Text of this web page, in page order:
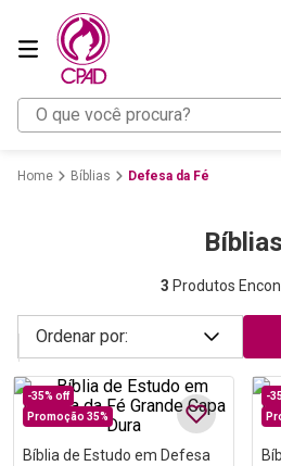
O que você procura?
Bíblias Defesa da Fé
Bíblias
3 Produtos
-35% off
Promoção 35%
Bíblia de Estudo em Defesa
-